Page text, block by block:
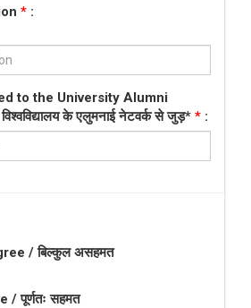
* :
to the University Alumni
के एलुमनाई नेटवर्क से जुड़* * :
/ बिल्कुल असहमत
पूर्णतः सहमत